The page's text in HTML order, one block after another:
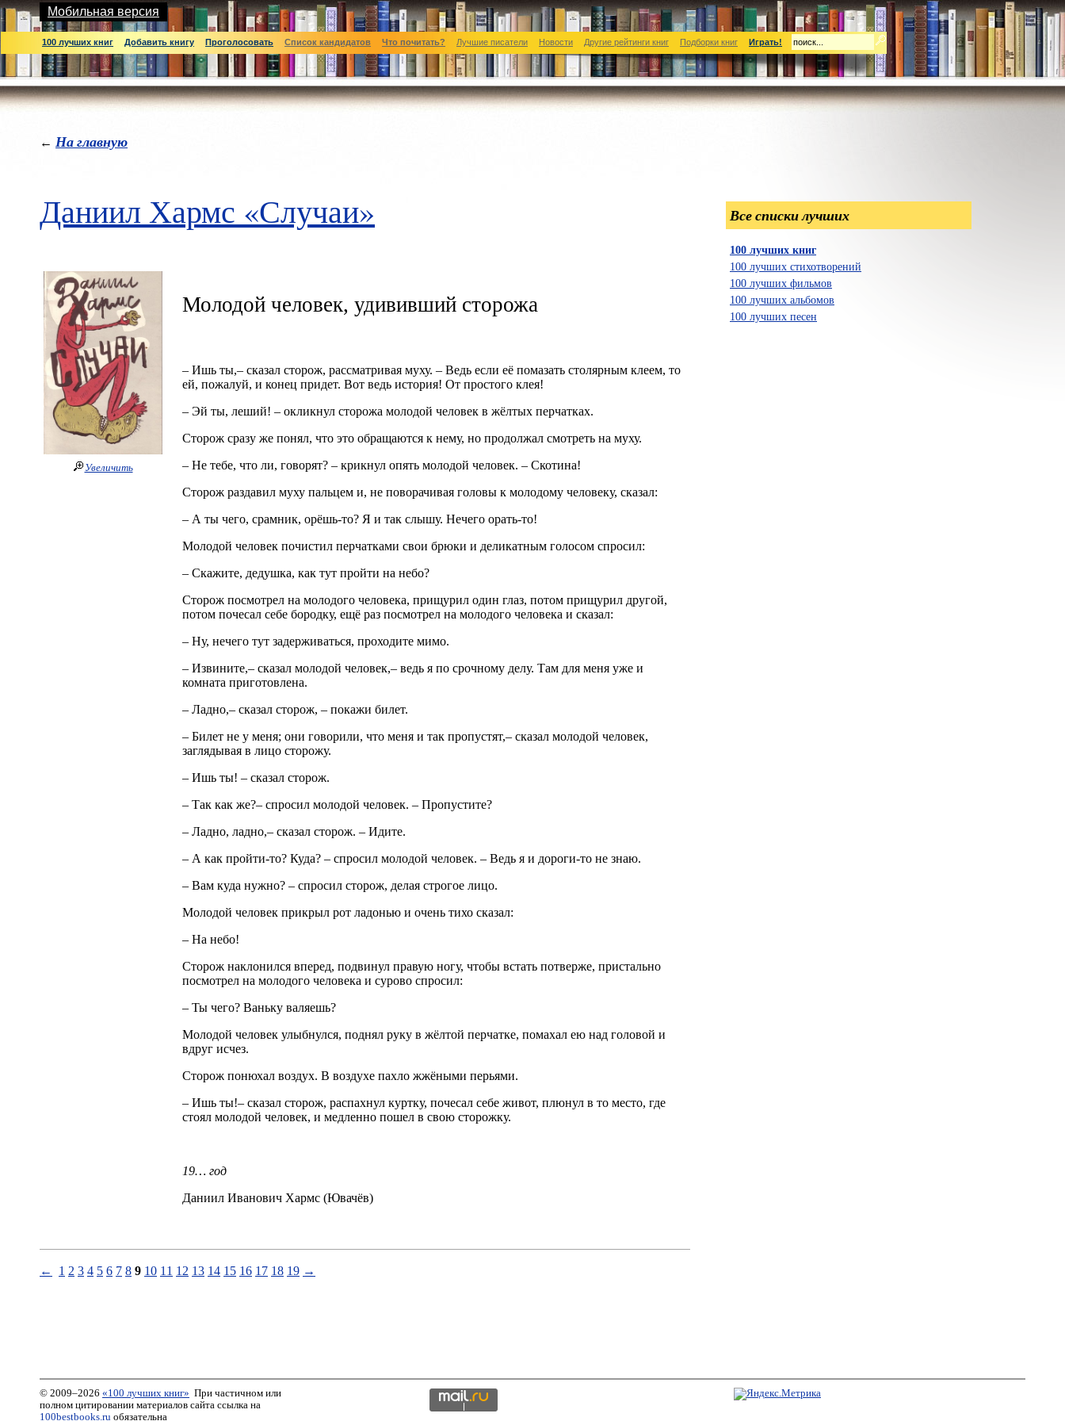
Мобильная версия
100 лучших книг Добавить книгу Проголосовать Список кандидатов Что почитать? Лучшие писатели Новости Другие рейтинги книг Подборки книг Играть!
← На главную
Даниил Хармс «Случаи»
Увеличить
Молодой человек, удививший сторожа
– Ишь ты,– сказал сторож, рассматривая муху. – Ведь если её помазать столярным клеем, то
ей, пожалуй, и конец придет. Вот ведь история! От простого клея!
– Эй ты, леший! – окликнул сторожа молодой человек в жёлтых перчатках.
Сторож сразу же понял, что это обращаются к нему, но продолжал смотреть на муху.
– Не тебе, что ли, говорят? – крикнул опять молодой человек. – Скотина!
Сторож раздавил муху пальцем и, не поворачивая головы к молодому человеку, сказал:
– А ты чего, срамник, орёшь-то? Я и так слышу. Нечего орать-то!
Молодой человек почистил перчатками свои брюки и деликатным голосом спросил:
– Скажите, дедушка, как тут пройти на небо?
Сторож посмотрел на молодого человека, прищурил один глаз, потом прищурил другой,
потом почесал себе бородку, ещё раз посмотрел на молодого человека и сказал:
– Ну, нечего тут задерживаться, проходите мимо.
– Извините,– сказал молодой человек,– ведь я по срочному делу. Там для меня уже и
комната приготовлена.
– Ладно,– сказал сторож, – покажи билет.
– Билет не у меня; они говорили, что меня и так пропустят,– сказал молодой человек,
заглядывая в лицо сторожу.
– Ишь ты! – сказал сторож.
– Так как же?– спросил молодой человек. – Пропустите?
– Ладно, ладно,– сказал сторож. – Идите.
– А как пройти-то? Куда? – спросил молодой человек. – Ведь я и дороги-то не знаю.
– Вам куда нужно? – спросил сторож, делая строгое лицо.
Молодой человек прикрыл рот ладонью и очень тихо сказал:
– На небо!
Сторож наклонился вперед, подвинул правую ногу, чтобы встать потверже, пристально
посмотрел на молодого человека и сурово спросил:
– Ты чего? Ваньку валяешь?
Молодой человек улыбнулся, поднял руку в жёлтой перчатке, помахал ею над головой и
вдруг исчез.
Сторож понюхал воздух. В воздухе пахло жжёными перьями.
– Ишь ты!– сказал сторож, распахнул куртку, почесал себе живот, плюнул в то место, где
стоял молодой человек, и медленно пошел в свою сторожку.
19… год
Даниил Иванович Хармс (Ювачёв)
← 1 2 3 4 5 6 7 8 9 10 11 12 13 14 15 16 17 18 19 →
Все списки лучших
100 лучших книг
100 лучших стихотворений
100 лучших фильмов
100 лучших альбомов
100 лучших песен
© 2009–2026 «100 лучших книг» При частичном или
полном цитировании материалов сайта ссылка на
100bestbooks.ru обязательна